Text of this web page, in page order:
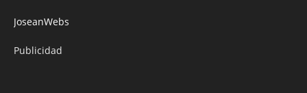
JoseanWebs
Publicidad